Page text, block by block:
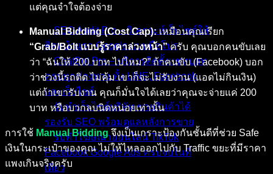
บริการของเรา
SEO Audit Pro – วิเคราะห์เว็บไซต์ให้
ติดหน้าแรก Google แบบมือโปร
ChatBot Pro – บริการติดตั้งแชทบอท
ครบทุกช่องทาง ทั้ง LINE, Facebook
และเว็บไซต์
รับทำเว็บไซต์บริษัท ขายสินค้าได้
รองรับ SEO พร้อมดูแลหลังการขาย
รับทำโฆษณาออนไลน์ TikTok
Facebook Google Ads ครบจบในที่
เดียว
แต่คุณจำใจต้องจ่าย
Manual Bidding (Cost Cap):เหมือนคุณเรียก
“Grab/Bolt แบบรู้ราคาล่วงหน้า”ครับ คุณบอกคนขับเลย
ว่า “ฉันให้ 200 บาท ไปไหม?” ถ้าคนขับ (Facebook) บอก
ว่าช่วงนี้รถติด ไม่คุ้ม เขาก็จะไม่รับงาน (แอดไม่กินเงิน)
แต่ถ้าเขารับงาน คุณก็มั่นใจได้เลยว่าคุณจะจ่ายแค่ 200
บาท หรือบวกลบนิดหน่อยเท่านั้น
การใช้ Manual Biddingจึงเป็นเกราะป้องกันชั้นดีที่ช่วย Safe
เงินในกระเป๋าของคุณ ไม่ให้ไหลออกไปกับ Traffic ขยะที่มีราคา
แพงเกินจริงครับ